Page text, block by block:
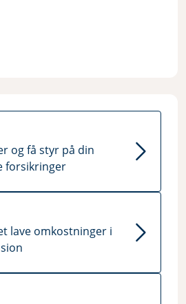
og få styr på din
forsikringer
lave omkostninger i